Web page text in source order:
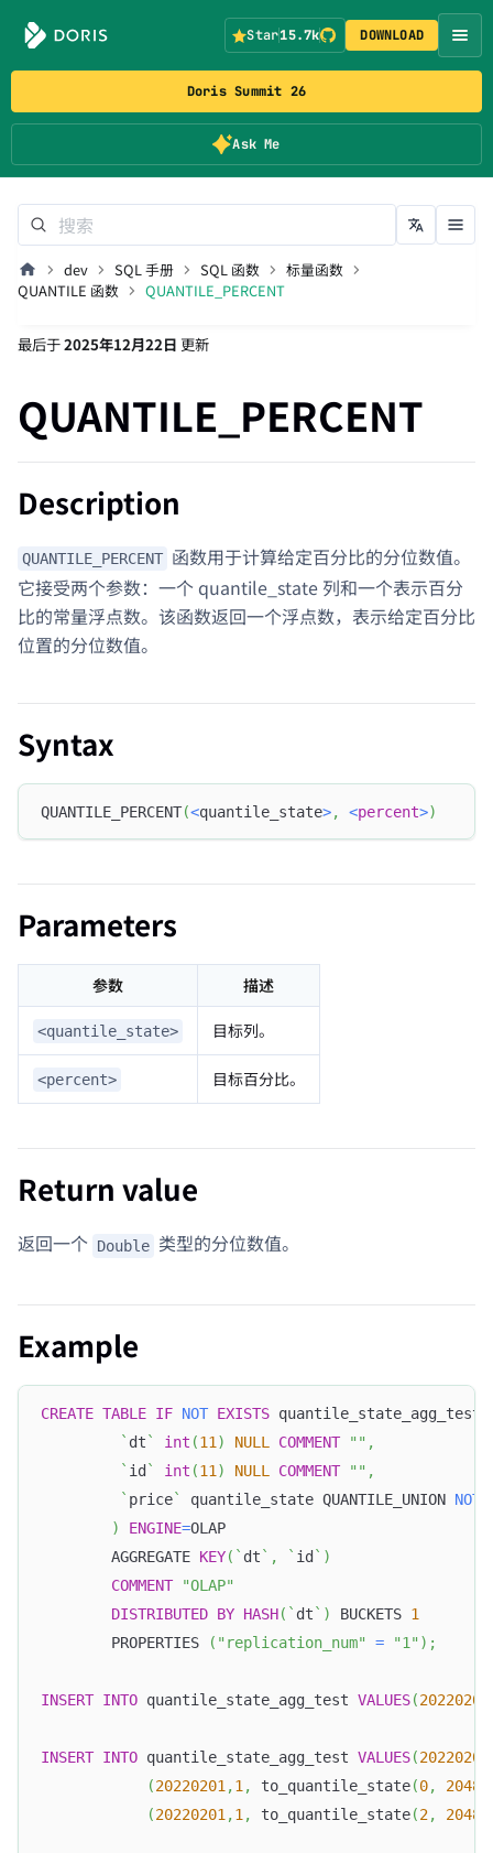
Doris Summit 26
Ask Me
Star15.7k DOWNLOAD
dev SQL 手册 SQL 函数
标量函数
QUANTILE 函数
QUANTILE_PERCENT
最后于2025年12月22日 更新
QUANTILE_PERCENT
Description
QUANTILE_PERCENT 函数用于计算给定百分比的分位数值。
它接受两个参数：一个 quantile_state 列和一个表示百分
比的常量浮点数。该函数返回一个浮点数，表示给定百分比
位置的分位数值。
Syntax
QUANTILE_PERCENT(<quantile_state>, <percent>)
Parameters
参数 描述
<quantile_state> 目标列。
<percent> 目标百分比。
Return value
返回一个 Double 类型的分位数值。
Example
CREATE TABLE IF NOT EXISTS quantile_state_agg_test
` dt ` int (11 ) NULL COMMENT "" ,
` id ` int (11 ) NULL COMMENT "" ,
` price` quantile_state QUANTILE_UNION NOT
)
ENGINE=OLAP
        AGGREGATE
KEY( ` dt ` , ` id ` )
COMMENT
"OLAP"
DISTRIBUTED BY HASH( ` dt ` ) BUCKETS 1
        PROPERTIES
( "replication_num" = "1" ) ;
INSERT INTO quantile_state_agg_test VALUES(20220201
INSERT INTO quantile_state_agg_test VALUES(20220201
(20220201 ,1 , to_quantile_state(0, 2048
(20220201 ,1 , to_quantile_state(2, 2048